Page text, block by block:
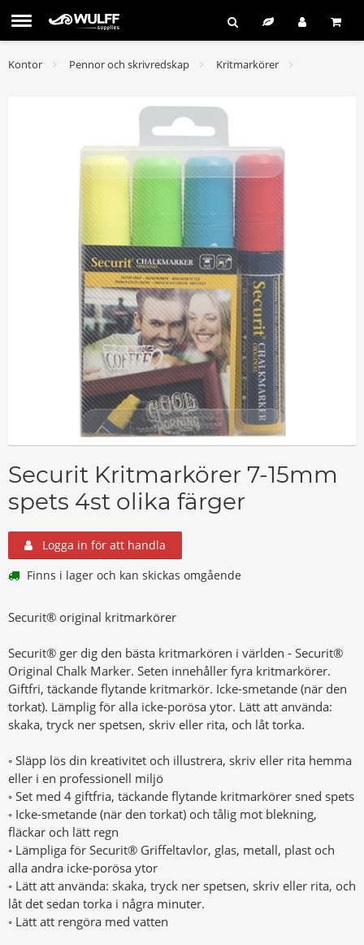
Kontor Pennor och skrivredskap Kritmarkörer
Securit Kritmarkörer 7-15mm
spets 4st olika färger
Logga in för att handla
Finns i lager och kan skickas omgående
Securit® original kritmarkörer
Securit® ger dig den bästa kritmarkören i världen - Securit®
Original Chalk Marker. Seten innehåller fyra kritmarkörer.
Giftfri, täckande flytande kritmarkör. Icke-smetande (när den
torkat). Lämplig för alla icke-porösa ytor. Lätt att använda:
skaka, tryck ner spetsen, skriv eller rita, och låt torka.
◦ Släpp lös din kreativitet och illustrera, skriv eller rita hemma
eller i en professionell miljö
◦ Set med 4 giftfria, täckande flytande kritmarkörer sned spets
◦ Icke-smetande (när den torkat) och tålig mot blekning,
fläckar och lätt regn
◦ Lämpliga för Securit® Griffeltavlor, glas, metall, plast och
alla andra icke-porösa ytor
◦ Lätt att använda: skaka, tryck ner spetsen, skriv eller rita, och
låt det sedan torka i några minuter.
◦ Lätt att rengöra med vatten